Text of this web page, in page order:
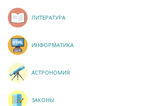
ЛИТЕРАТУРА
ИНФОРМАТИКА
АСТРОНОМИЯ
ЗАКОНЫ